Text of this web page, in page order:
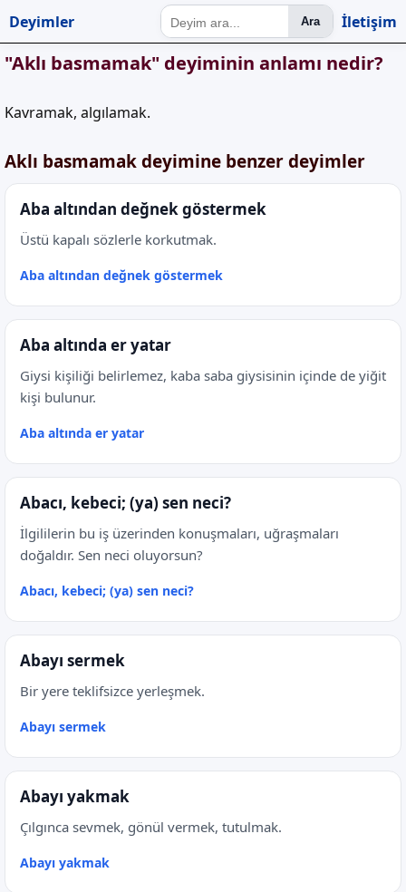
Deyimler Ara İletişim
"Aklı basmamak" deyiminin anlamı nedir?
Kavramak, algılamak.
Aklı basmamak deyimine benzer deyimler
Aba altından değnek göstermek
Üstü kapalı sözlerle korkutmak.
Aba altından değnek göstermek
Aba altında er yatar
Giysi kişiliği belirlemez, kaba saba giysisinin içinde de yiğit
kişi bulunur.
Aba altında er yatar
Abacı, kebeci; (ya) sen neci?
İlgililerin bu iş üzerinden konuşmaları, uğraşmaları
doğaldır. Sen neci oluyorsun?
Abacı, kebeci; (ya) sen neci?
Abayı sermek
Bir yere teklifsizce yerleşmek.
Abayı sermek
Abayı yakmak
Çılgınca sevmek, gönül vermek, tutulmak.
Abayı yakmak